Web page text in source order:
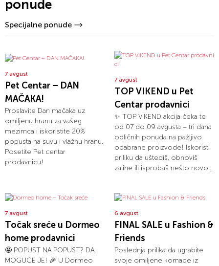
ponude
Specijalne ponude
7 avgust
Pet Centar – DAN
MAČAKA!
Proslavite Dan mačaka uz
omiljenu hranu za vašeg
mezimca i iskoristite 20%
popusta na suvu i vlažnu hranu.
Posetite Pet centar
prodavnicu!
7 avgust
TOP VIKEND u Pet
Centar prodavnici
✨ TOP VIKEND akcija čeka te
od 07 do 09 avgusta – tri dana
odličnih ponuda na pažljivo
odabrane proizvode! Iskoristi
priliku da uštediš, obnoviš
zalihe ili isprobaš nešto novo...
7 avgust
Točak sreće u Dormeo
home prodavnici
🤩 POPUST NA POPUST? DA,
MOGUĆE JE! 🎉 U Dormeo
6 avgust
FINAL SALE u Fashion &
Friends
Poslednja prilika da ugrabite
svoje omiljene komade iz